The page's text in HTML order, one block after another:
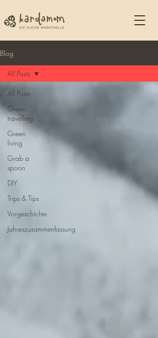
Blog
All Posts
Green
travelling
Green
living
Grab a
spoon
DIY
Trips & Tips
Vorgeschichte
Jahreszusammenfassung
All Posts